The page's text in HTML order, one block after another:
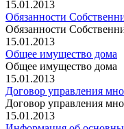
15.01.2013
Обязанности
Обязанности
15.01.2013
Общее имущество дома
Общее имущество дома
15.01.2013
Договор управления
Договор управления
15.01.2013